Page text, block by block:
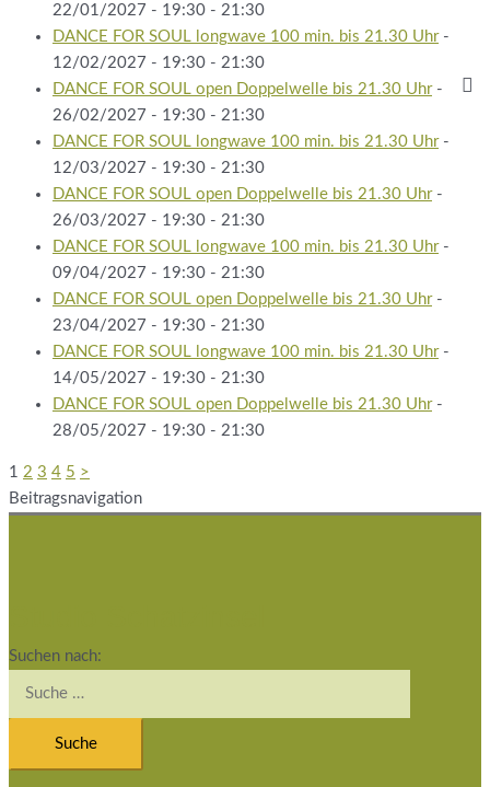
22/01/2027 - 19:30 - 21:30
DANCE FOR SOUL longwave 100 min. bis 21.30 Uhr-
12/02/2027 - 19:30 - 21:30
DANCE FOR SOUL open Doppelwelle bis 21.30 Uhr-
26/02/2027 - 19:30 - 21:30
DANCE FOR SOUL longwave 100 min. bis 21.30 Uhr-
12/03/2027 - 19:30 - 21:30
DANCE FOR SOUL open Doppelwelle bis 21.30 Uhr-
26/03/2027 - 19:30 - 21:30
DANCE FOR SOUL longwave 100 min. bis 21.30 Uhr-
09/04/2027 - 19:30 - 21:30
DANCE FOR SOUL open Doppelwelle bis 21.30 Uhr-
23/04/2027 - 19:30 - 21:30
DANCE FOR SOUL longwave 100 min. bis 21.30 Uhr-
14/05/2027 - 19:30 - 21:30
DANCE FOR SOUL open Doppelwelle bis 21.30 Uhr-
28/05/2027 - 19:30 - 21:30
1 2 3 4 5 >
Beitragsnavigation
Suchen nach: